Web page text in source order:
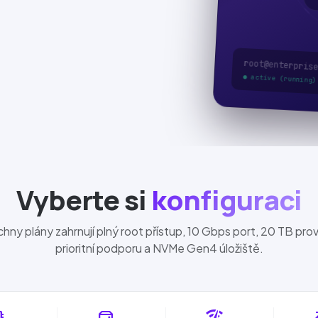
● active
Vyberte si konfiguraci
plány zahrnují plný root přístup,10 Gbpsport, 20 TB
prioritní podporu a NVMeGen4úložiště.